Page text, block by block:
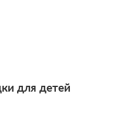
для детей